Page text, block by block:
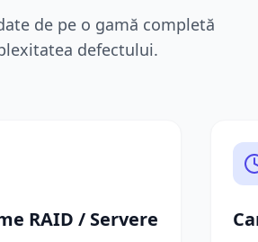
de pe o gamă completă
defectului.
RAID / Servere